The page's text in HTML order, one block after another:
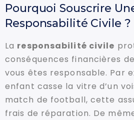
Pourquoi Souscrire
Responsabilité Civile ?
La responsabilité civile
conséquences financières
vous êtes responsable. Par
enfant casse la vitre d’un
match de football, cette
frais de réparation. De